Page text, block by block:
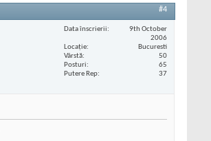
#4
Data înscrierii
9th October
2006
Locaţie
Bucuresti
Vârstă
50
Posturi
65
Putere Rep
37